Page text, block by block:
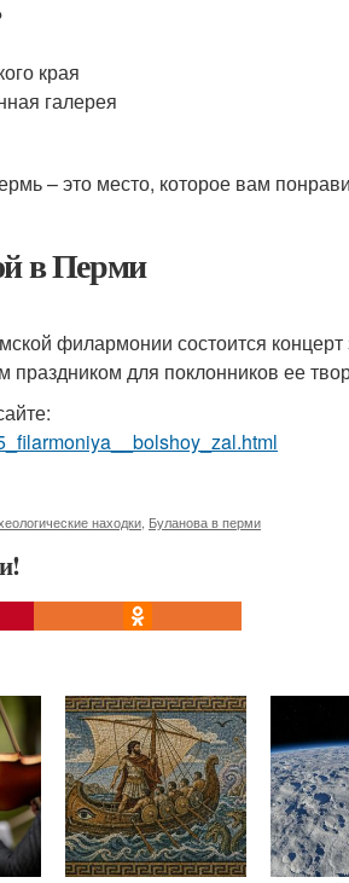
края
галерея
– это место, которое вам
в Перми
филармонии состоится
для поклонников ее
находки Буланова в перми